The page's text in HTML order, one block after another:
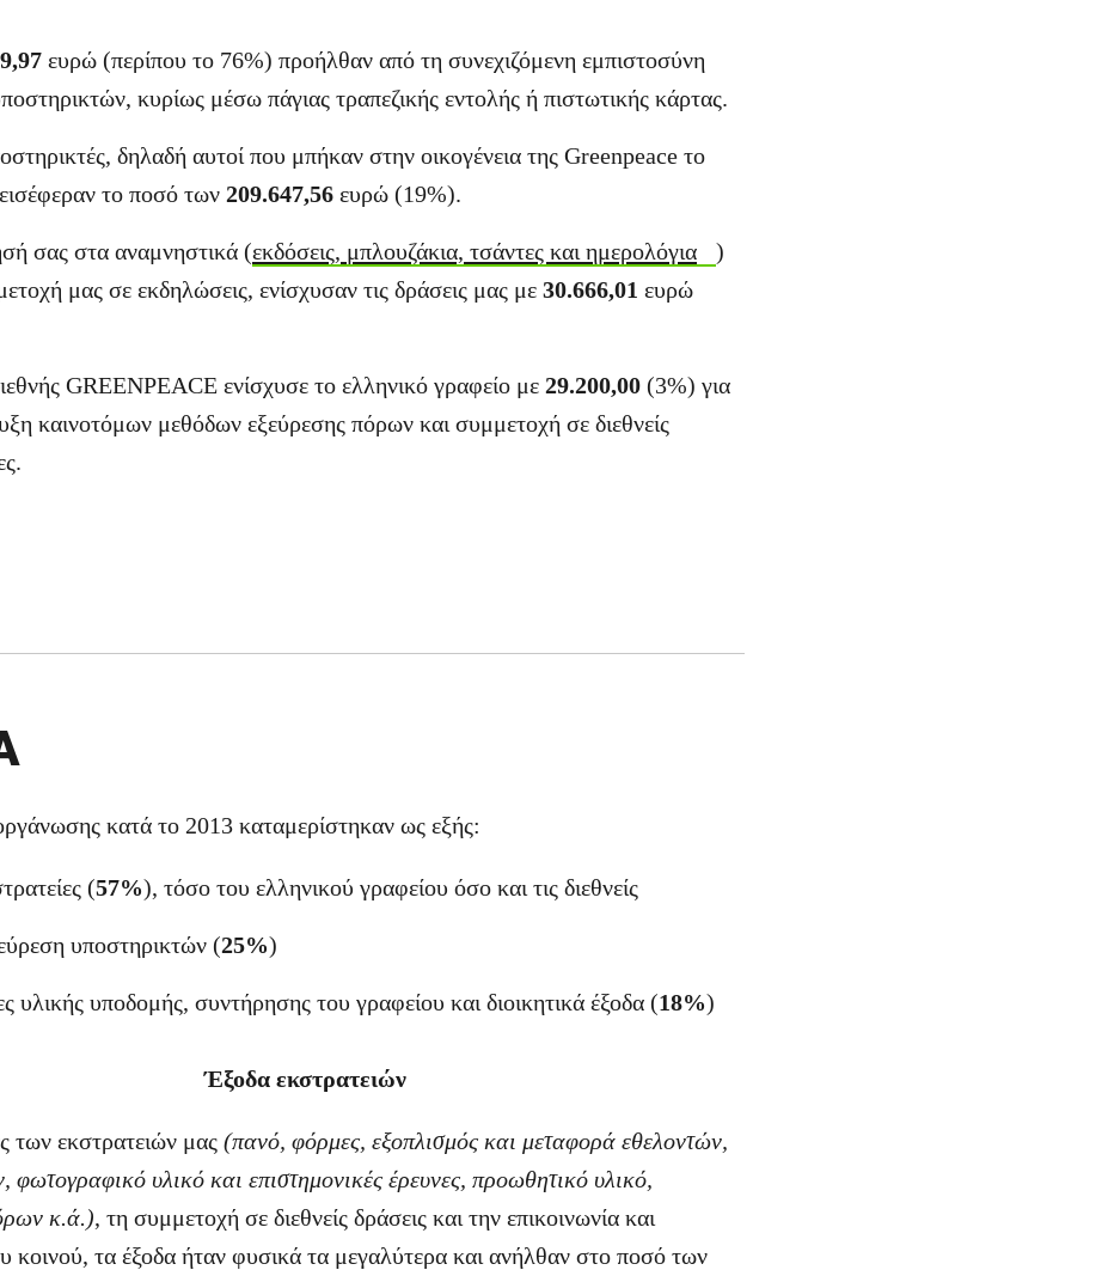
ευρώ (περίπου το 76%) προήλθαν από τη συνεχιζόμενη εμπιστοσύνη
κυρίως μέσω πάγιας τραπεζικής εντολής ή πιστωτικής κάρτας.
δηλαδή αυτοί που μπήκαν στην οικογένεια της Greenpeace το
το ποσό των 209.647,56 ευρώ (19%).
σας στα αναμνηστικά (εκδόσεις, μπλουζάκια, τσάντες και ημερολόγια
)
μας σε εκδηλώσεις, ενίσχυσαν τις δράσεις μας με 30.666,01 ευρώ
GREENPEACE ενίσχυσε το ελληνικό γραφείο με 29.200,00 (3%) για
καινοτόμων μεθόδων εξεύρεσης πόρων και συμμετοχή σε διεθνείς
κατά το 2013 καταμερίστηκαν ως εξής:
(57%), τόσο του ελληνικού γραφείου όσο και τις διεθνείς
υποστηρικτών (25%)
υλικής υποδομής, συντήρησης του γραφείου και διοικητικά έξοδα (18%)
Έξοδα εκστρατειών
των εκστρατειών μας (πανό, φόρμες, εξοπλισμός και μεταφορά εθελοντών,
φωτογραφικό υλικό και επιστημονικές έρευνες, προωθητικό υλικό,
κ.ά.), τη συμμετοχή σε διεθνείς δράσεις και την επικοινωνία και
κοινού, τα έξοδα ήταν φυσικά τα μεγαλύτερα και ανήλθαν στο ποσό των